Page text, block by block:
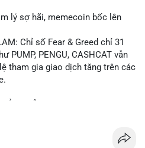
lý sợ hãi, memecoin bốc lên
Chỉ số Fear & Greed chỉ 31
PUMP, PENGU, CASHCAT vẫn
tham gia giao dịch tăng trên các
nhiều trong tìm kiếm Việt Nam
cũng hấp dẫn.